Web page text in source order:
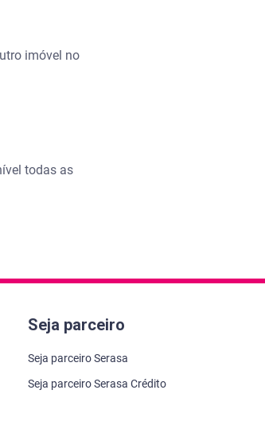
imóvel no
todas as
Seja parceiro
Seja parceiro Serasa
Seja parceiro Serasa Crédito